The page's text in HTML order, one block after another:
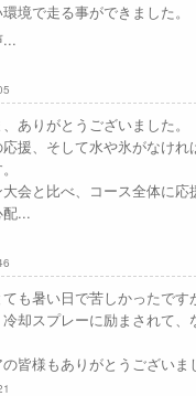
境で走る事ができました。
...
ありがとうございました。
援、そして水や氷がなけ
会と比べ、コース全体に応
...
も暑い日で苦しかったです
却スプレーに励まされて、
皆様もありがとうございま